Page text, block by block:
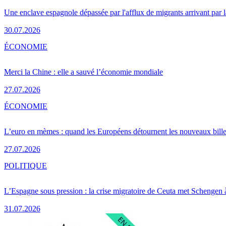
Une enclave espagnole dépassée par l'afflux de migrants arrivant par
30.07.2026
Merci la Chine : elle a sauvé l’économie mondiale
27.07.2026
ÉCONOMIE
L’euro en mèmes : quand les Européens détournent les nouveaux
27.07.2026
ÉCONOMIE
L’Espagne sous pression : la crise migratoire de Ceuta met Schengen
31.07.2026
POLITIQUE